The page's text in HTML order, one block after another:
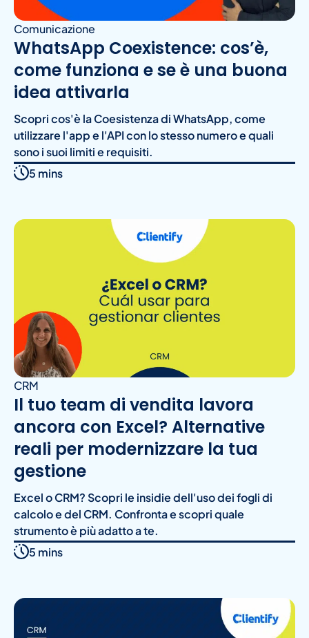
Comunicazione
WhatsApp Coexistence: cos’è,
come funziona e se è una buona
idea attivarla
Scopri cos'è la Coesistenza di WhatsApp, come
utilizzare l'app e l'API con lo stesso numero e quali
sono i suoi limiti e requisiti.
5 mins
CRM
Il tuo team di vendita lavora
ancora con Excel? Alternative
reali per modernizzare la tua
gestione
Excel o CRM? Scopri le insidie dell'uso dei fogli di
calcolo e del CRM. Confronta e scopri quale
strumento è più adatto a te.
5 mins